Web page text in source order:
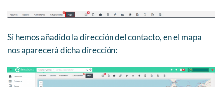
Si hemos añadido la dirección del contacto, en el mapa
nos aparecerá dicha dirección: